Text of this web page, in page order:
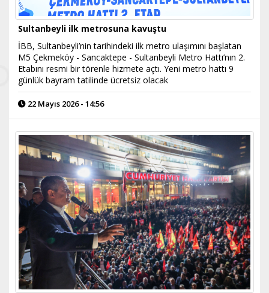
Sultanbeyli ilk metrosuna kavuştu
İBB, Sultanbeyli’nin tarihindeki ilk metro ulaşımını başlatan
M5 Çekmeköy - Sancaktepe - Sultanbeyli Metro Hattı’nın 2.
Etabını resmi bir törenle hizmete açtı. Yeni metro hattı 9
günlük bayram tatilinde ücretsiz olacak
22 Mayıs 2026 - 14:56